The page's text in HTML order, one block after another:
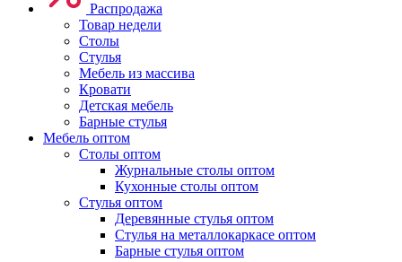
Распродажа
Товар недели
Столы
Стулья
Мебель из массива
Кровати
Детская мебель
Барные стулья
Мебель оптом
Столы оптом
Журнальные столы оптом
Кухонные столы оптом
Стулья оптом
Деревянные стулья оптом
Стулья на металлокаркасе оптом
Барные стулья оптом